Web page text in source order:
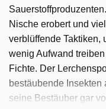
Nische erobert und
verblüffende Taktiken,
wenig Aufwand
Fichte. Der
bestäubende Insekten
seine Bestäuber gar